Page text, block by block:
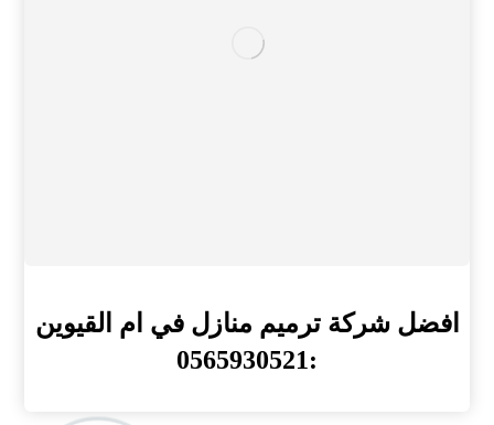
افضل شركة ترميم منازل في ام القيوين
:0565930521